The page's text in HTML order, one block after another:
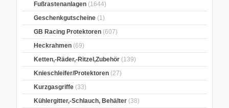
Fußrastenanlagen (1644)
Geschenkgutscheine (1)
GB Racing Protektoren (607)
Heckrahmen (69)
Ketten,-Räder,-Ritzel,Zubehör (139)
Knieschleifer/Protektoren (27)
Kurzgasgriffe (33)
Kühlergitter,-Schlauch, Behälter (38)